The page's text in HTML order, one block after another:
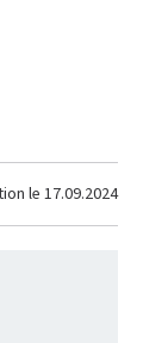
le 17.09.2024